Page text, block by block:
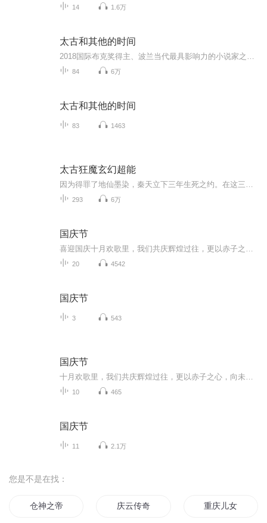
14 1.6万
太古和其他的时间
84 6万
太古和其他的时间
83 1463
太古狂魔玄幻超能
293 6万
国庆节
20 4542
国庆节
3 543
国庆节
10 465
国庆节
11 2.1万
您是不是在找：
仓神之帝 庆云传奇 重庆儿女